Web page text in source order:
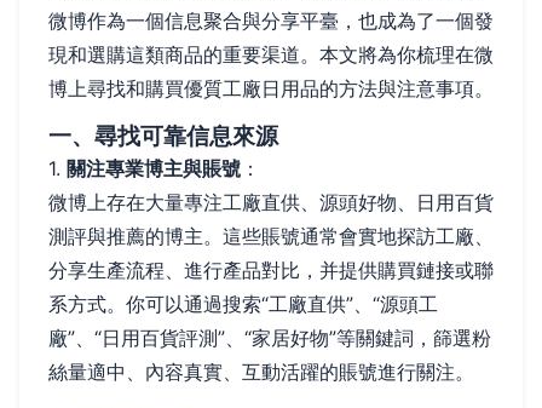
微博作為一個信息聚合與分享平臺，也成為了一個發
現和選購這類商品的重要渠道。本文將為你梳理在微
博上尋找和購買優質工廠日用品的方法與注意事項。
一、尋找可靠信息來源
1. 關注專業博主與賬號 ：
微博上存在大量專注工廠直供、源頭好物、日用百貨
測評與推薦的博主。這些賬號通常會實地探訪工廠、
分享生產流程、進行產品對比，并提供購買鏈接或聯
系方式。你可以通過搜索“工廠直供”、“源頭工
廠”、“日用百貨評測”、“家居好物”等關鍵詞，篩選粉
絲量適中、內容真實、互動活躍的賬號進行關注。